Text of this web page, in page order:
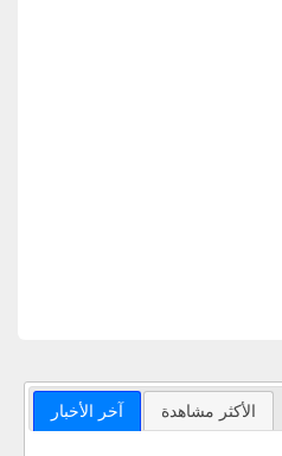
آخر الأخبار الأكثر مشاهدة